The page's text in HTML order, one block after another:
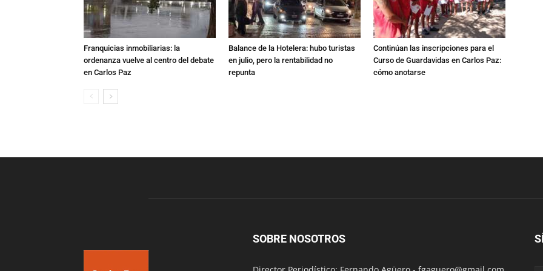
Franquicias inmobiliarias: la
ordenanza vuelve al centro del debate
en Carlos Paz
Balance de la Hotelera: hubo turistas
en julio, pero la rentabilidad no
repunta
Continúan las inscripciones para el
Curso de Guardavidas en Carlos Paz:
cómo anotarse
SOBRE NOSOTROS